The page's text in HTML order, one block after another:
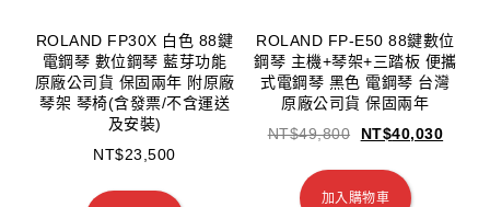
ROLAND FP30X 白色 88鍵
電鋼琴 數位鋼琴 藍芽功能
原廠公司貨 保固兩年 附原廠
琴架 琴椅(含發票/不含運送
及安裝)
NT$23,500
ROLAND FP-E50 88鍵數位
鋼琴 主機+琴架+三踏板 便攜
式電鋼琴 黑色 電鋼琴 台灣
原廠公司貨 保固兩年
NT$49,800 NT$40,030
加入購物車